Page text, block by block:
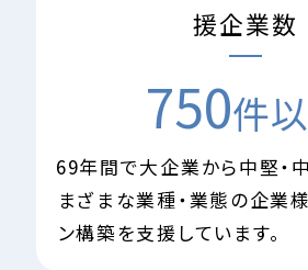
援企業数
750件
69年間で大企業から中堅・
まざまな業種・業態の企業
ン構築を支援しています。